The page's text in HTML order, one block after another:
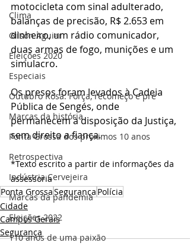
Clima
Gilson Aguiar
Eleições 2020
Especiais
Outubro Rosa: Força, recomeço e pre
Marcas da história
Ponta Grossa dos próximos 10 anos
Retrospectiva
Indústria Cervejeira
Marcas da pandemia
Eleições 2022
110 anos de uma paixão
motocicleta com sinal adulterado,
balanças de precisão, R$ 2.653 em
dinheiro, um rádio comunicador,
duas armas de fogo, munições e um
simulacro.
Os presos foram levados à Cadeia
Pública de Sengés, onde
permanecem à disposição da Justiça,
sem direito a fiança.
*Texto escrito a partir de informações da
assessoria
Ponta GrossaSegurança Polícia
Cidade
Campos Gerais
Segurança